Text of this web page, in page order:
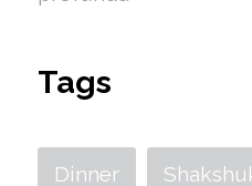
Tags
Dinner